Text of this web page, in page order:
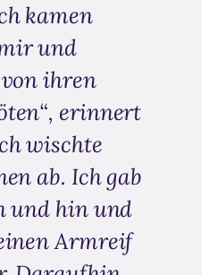
kamen
und
ihren
erinnert
wischte
ab. Ich gab
und hin und
Armreif